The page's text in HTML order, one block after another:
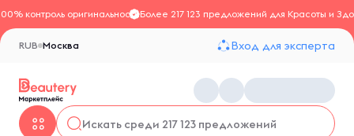
контроль оригинальностиБолее 217 123 предложений для Красоты и
Москва
RUB Вход для эксперта